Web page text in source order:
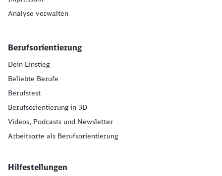
Analyse verwalten
Berufsorientierung
Dein Einstieg
Beliebte Berufe
Berufstest
Berufsorientierung in 3D
Videos, Podcasts und Newsletter
Arbeitsorte als Berufsorientierung
Hilfestellungen